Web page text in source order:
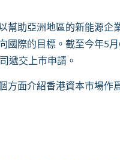
幫助亞洲地區的新能源企
國際的目標。截至今年5
遞交上市申請。
方面介紹香港資本市場作